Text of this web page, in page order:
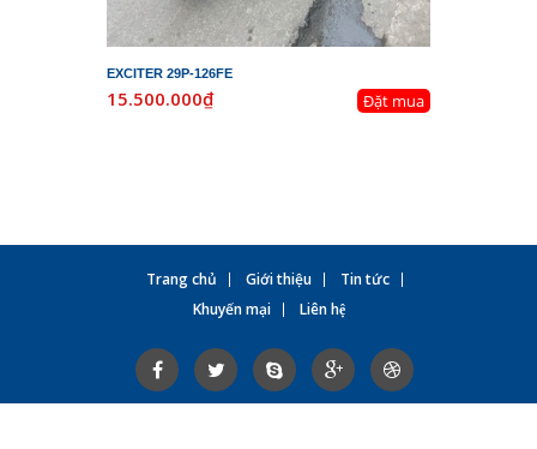
EXCITER 29P-126FE
15.500.000₫ Đặt mua
Trang chủ Giới thiệu
Tin tức
Khuyến mại
Liên hệ